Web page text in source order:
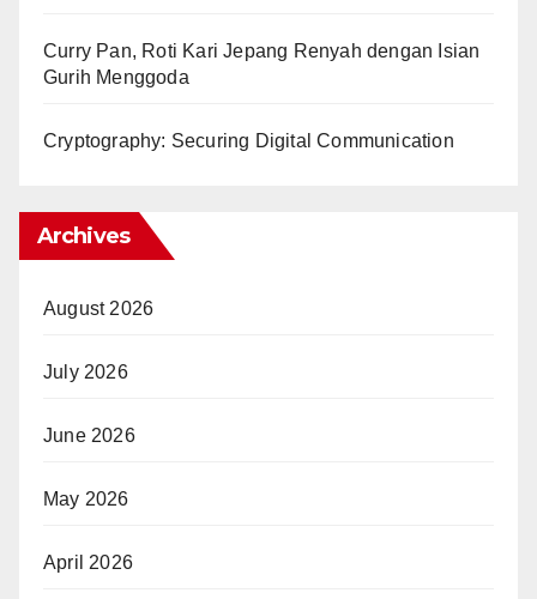
Curry Pan, Roti Kari Jepang Renyah dengan Isian
Gurih Menggoda
Cryptography: Securing Digital Communication
Archives
August 2026
July 2026
June 2026
May 2026
April 2026